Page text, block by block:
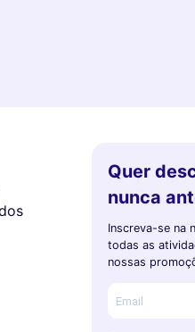
Quer
nunca
Inscreva-se na
todas as
nossas